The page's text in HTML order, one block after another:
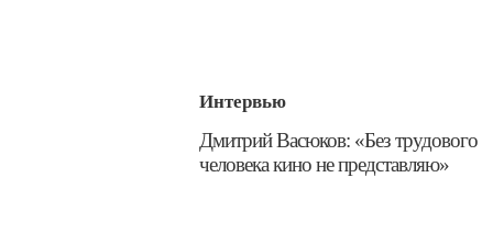
Интервью
​Дмитрий Васюков: «Без трудового
человека кино не представляю»